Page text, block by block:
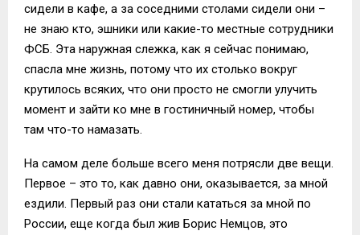
сидели в кафе, а за соседними столами сидели они –
не знаю кто, эшники или какие-то местные сотрудники
ФСБ. Эта наружная слежка, как я сейчас понимаю,
спасла мне жизнь, потому что их столько вокруг
крутилось всяких, что они просто не смогли улучить
момент и зайти ко мне в гостиничный номер, чтобы
там что-то намазать.
На самом деле больше всего меня потрясли две вещи.
Первое – это то, как давно они, оказывается, за мной
ездили. Первый раз они стали кататься за мной по
России, еще когда был жив Борис Немцов, это